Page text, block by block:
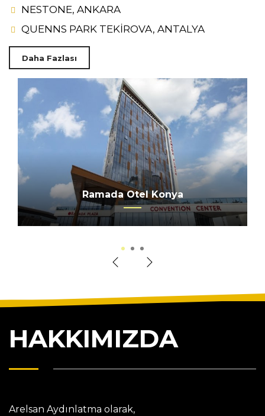
NESTONE, ANKARA
QUENNS PARK TEKİROVA, ANTALYA
Daha Fazlası
Ramada Otel Konya
Merkez Ankara
CALIMERA SERRA PALACE OTEL
1 2
HAKKIMIZDA
Arelsan Aydınlatma olarak,